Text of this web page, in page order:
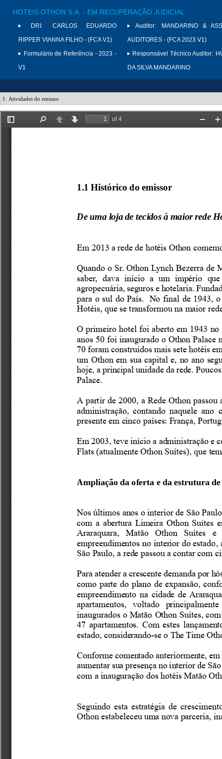
HOTEIS OTHON S.A. - EM RECUPERAÇÃO JUDICIAL
DRI:
CARLOS EDUARDO
RIPPER VIANNA FILHO - (FCA V1)
Formulário de Referência - 2023 -
V1
Auditor:
MANDARINO &
AUDITORES - (FCA 2023 V1)
Responsável Técnico Auditor:
DA SILVA MANDARINO